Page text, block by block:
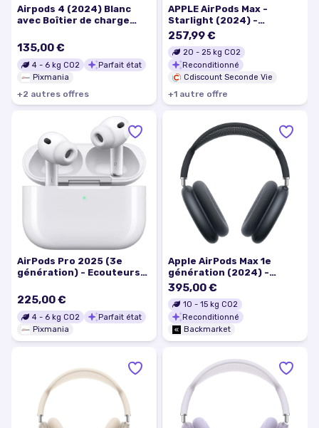
Airpods 4 (2024) Blanc
avec Boîtier de charge
Excellent état
135,00 €
4 - 6 kg CO2
Parfait état
Pixmania
+2 autres offres
APPLE AirPods Max -
Starlight (2024) -
Reconditionné - Excellent
état
257,99 €
20 - 25 kg CO2
Reconditionné
Cdiscount Seconde Vie
+1 autre offre
AirPods Pro 2025 (3e
génération) - Ecouteurs
Excellent état
225,00 €
4 - 6 kg CO2
Parfait état
Pixmania
Apple AirPods Max 1e
génération (2024) -
Minuit
395,00 €
10 - 15 kg CO2
Reconditionné
Backmarket